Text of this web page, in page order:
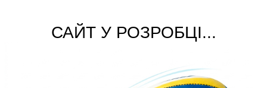
САЙТ У РОЗРОБЦІ...